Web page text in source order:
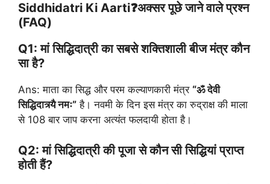
Siddhidatri Ki Aarti❓अक्सर पूछे जाने वाले प्रश्न
(FAQ)
Q1: मां सिद्धिदात्री का सबसे शक्तिशाली बीज मंत्र कौन
सा है?
Ans: माता का सिद्ध और परम कल्याणकारी मंत्र “ॐ देवी
सिद्धिदात्र्यै नमः” है। नवमी के दिन इस मंत्र का रुद्राक्ष की माला
से 108 बार जाप करना अत्यंत फलदायी होता है।
Q2: मां सिद्धिदात्री की पूजा से कौन सी सिद्धियां प्राप्त
होती हैं?